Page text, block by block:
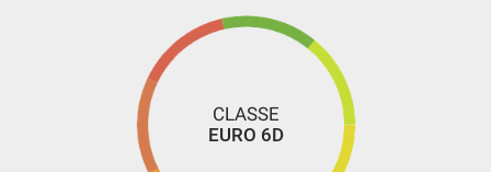
CLASSE
EURO 6D